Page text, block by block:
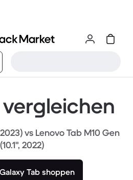
vs Lenovo Tab M10 Gen
2022)
Tab shoppen